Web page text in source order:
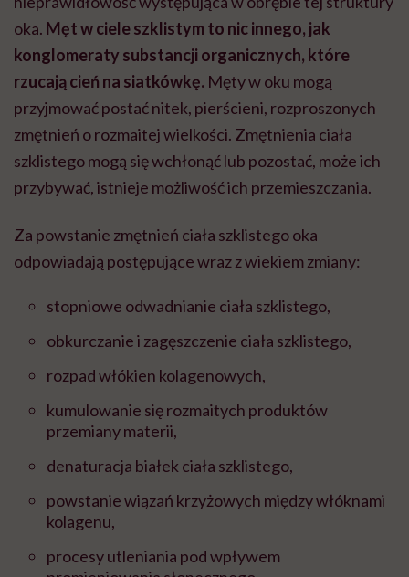
oka. Męt w ciele szklistym to nic innego, jak
konglomeraty substancji organicznych, które
rzucają cień na siatkówkę. Męty w oku mogą
przyjmować postać nitek, pierścieni, rozproszonych
zmętnień o rozmaitej wielkości. Zmętnienia ciała
szklistego mogą się wchłonąć lub pozostać, może ich
przybywać, istnieje możliwość ich przemieszczania.
Za powstanie zmętnień ciała szklistego oka
odpowiadają postępujące wraz z wiekiem zmiany:
stopniowe odwadnianie ciała szklistego,
obkurczanie i zagęszczenie ciała szklistego,
rozpad włókien kolagenowych,
kumulowanie się rozmaitych produktów
przemiany materii,
denaturacja białek ciała szklistego,
powstanie wiązań krzyżowych między włóknami
kolagenu,
procesy utleniania pod wpływem